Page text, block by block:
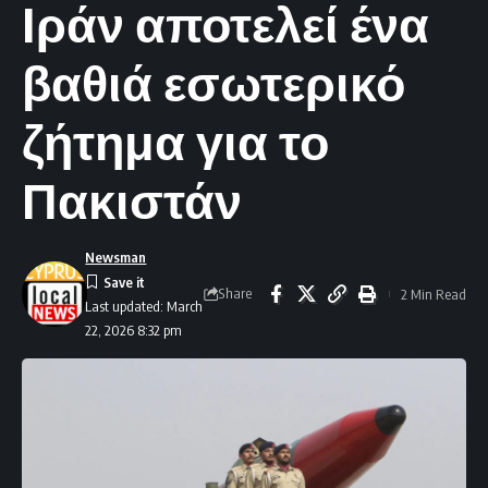
Ιράν αποτελεί ένα
βαθιά εσωτερικό
ζήτημα για το
Πακιστάν
Last updated: March
22, 2026 8:32 pm
Newsman
Share 2 Min Read